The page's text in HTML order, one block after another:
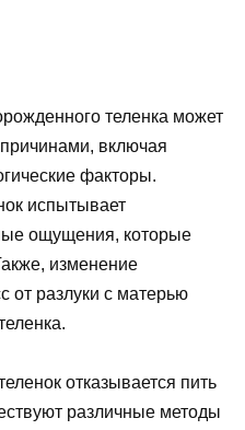
теленка может
включая
факторы.
испытывает
ощущения, которые
изменение
от разлуки с матерью
отказывается пить
различные методы